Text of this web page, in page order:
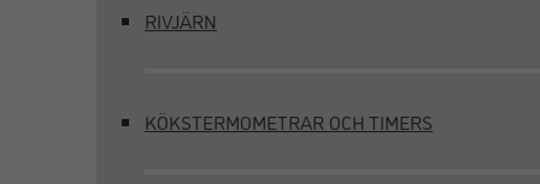
RIVJÄRN
KÖKSTERMOMETRAR OCH TIMERS